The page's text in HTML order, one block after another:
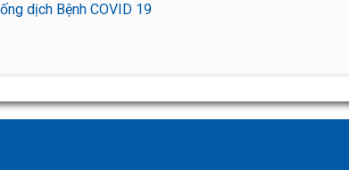
dịch Bệnh COVID 19